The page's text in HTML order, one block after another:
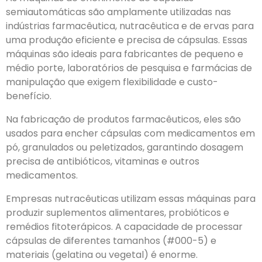
semiautomáticas são amplamente utilizadas nas
indústrias farmacêutica, nutracêutica e de ervas para
uma produção eficiente e precisa de cápsulas. Essas
máquinas são ideais para fabricantes de pequeno e
médio porte, laboratórios de pesquisa e farmácias de
manipulação que exigem flexibilidade e custo-
benefício.
Na fabricação de produtos farmacêuticos, eles são
usados para encher cápsulas com medicamentos em
pó, granulados ou peletizados, garantindo dosagem
precisa de antibióticos, vitaminas e outros
medicamentos.
Empresas nutracêuticas utilizam essas máquinas para
produzir suplementos alimentares, probióticos e
remédios fitoterápicos. A capacidade de processar
cápsulas de diferentes tamanhos (#000-5) e
materiais (gelatina ou vegetal) é enorme.